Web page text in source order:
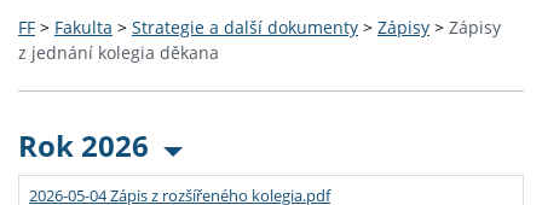
FF > Fakulta > Strategie a další dokumenty > Zápisy > Zápisy
z jednání kolegia děkana
Rok 2026
2026-05-04 Zápis z rozšířeného kolegia.pdf